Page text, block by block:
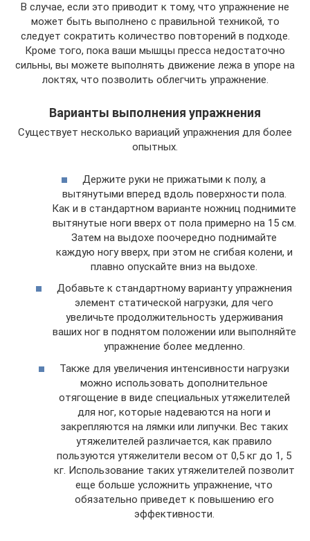
В случае, если это приводит к тому, что упражнение не
может быть выполнено с правильной техникой, то
следует сократить количество повторений в подходе.
Кроме того, пока ваши мышцы пресса недостаточно
сильны, вы можете выполнять движение лежа в упоре на
локтях, что позволить облегчить упражнение.
Варианты выполнения упражнения
Существует несколько вариаций упражнения для более
опытных.
Держите руки не прижатыми к полу, а
вытянутыми вперед вдоль поверхности пола.
Как и в стандартном варианте ножниц поднимите
вытянутые ноги вверх от пола примерно на 15 см.
Затем на выдохе поочередно поднимайте
каждую ногу вверх, при этом не сгибая колени, и
плавно опускайте вниз на выдохе.
Добавьте к стандартному варианту упражнения
элемент статической нагрузки, для чего
увеличьте продолжительность удерживания
ваших ног в поднятом положении или выполняйте
упражнение более медленно.
Также для увеличения интенсивности нагрузки
можно использовать дополнительное
отягощение в виде специальных утяжелителей
для ног, которые надеваются на ноги и
закрепляются на лямки или липучки. Вес таких
утяжелителей различается, как правило
пользуются утяжелители весом от 0,5 кг до 1, 5
кг. Использование таких утяжелителей позволит
еще больше усложнить упражнение, что
обязательно приведет к повышению его
эффективности.